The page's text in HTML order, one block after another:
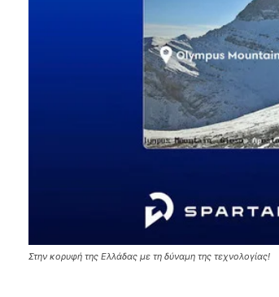
Στην κορυφή της Ελλάδας με τη δύναμη της τεχνολογίας!